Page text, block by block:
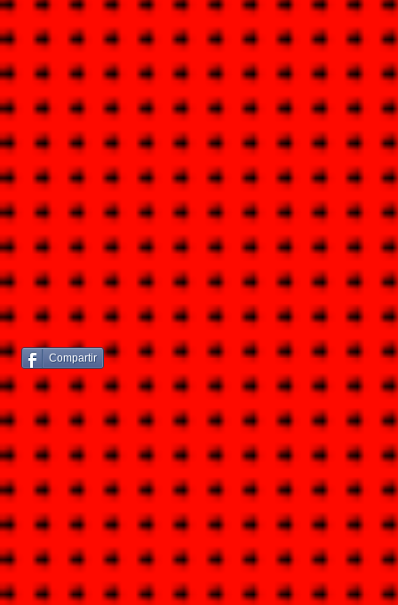
Compartir